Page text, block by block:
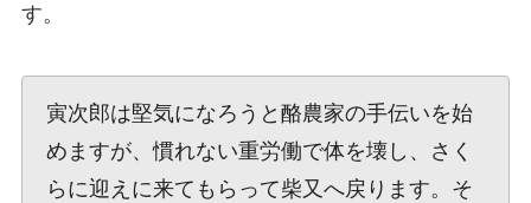
す。
寅次郎は堅気になろうと酪農家の手伝いを始
めますが、慣れない重労働で体を壊し、さく
らに迎えに来てもらって柴又へ戻ります。そ